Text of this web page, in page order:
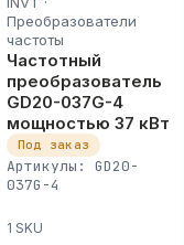
Преобразователи
частоты
Частотный
преобразователь
GD20-037G-4
мощностью 37 кВт
Под заказ
Артикулы: GD20-
037G-4
1 SKU